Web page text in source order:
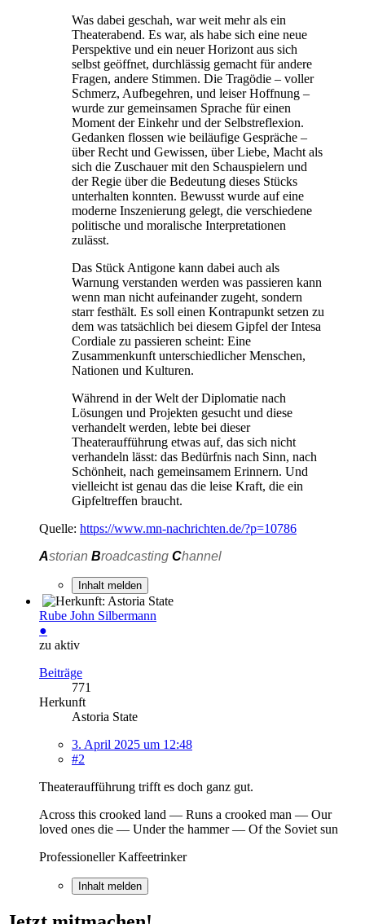
Was dabei geschah, war weit mehr als ein
Theaterabend. Es war, als habe sich eine neue
Perspektive und ein neuer Horizont aus sich
selbst geöffnet, durchlässig gemacht für andere
Fragen, andere Stimmen. Die Tragödie – voller
Schmerz, Aufbegehren, und leiser Hoffnung –
wurde zur gemeinsamen Sprache für einen
Moment der Einkehr und der Selbstreflexion.
Gedanken flossen wie beiläufige Gespräche –
über Recht und Gewissen, über Liebe, Macht als
sich die Zuschauer mit den Schauspielern und
der Regie über die Bedeutung dieses Stücks
unterhalten konnten. Bewusst wurde auf eine
moderne Inszenierung gelegt, die verschiedene
politische und moralische Interpretationen
zulässt.
Das Stück Antigone kann dabei auch als
Warnung verstanden werden was passieren kann
wenn man nicht aufeinander zugeht, sondern
starr festhält. Es soll einen Kontrapunkt setzen zu
dem was tatsächlich bei diesem Gipfel der Intesa
Cordiale zu passieren scheint: Eine
Zusammenkunft unterschiedlicher Menschen,
Nationen und Kulturen.
Während in der Welt der Diplomatie nach
Lösungen und Projekten gesucht und diese
verhandelt werden, lebte bei dieser
Theateraufführung etwas auf, das sich nicht
verhandeln lässt: das Bedürfnis nach Sinn, nach
Schönheit, nach gemeinsamem Erinnern. Und
vielleicht ist genau das die leise Kraft, die ein
Gipfeltreffen braucht.
Quelle: https://www.mn-nachrichten.de/?p=10786
Astorian Broadcasting Channel
Inhalt melden
Rube John Silbermann
●
zu aktiv
Beiträge
771
Herkunft
Astoria State
3. April 2025 um 12:48
#2
Theateraufführung trifft es doch ganz gut.
Across this crooked land — Runs a crooked man — Our
loved ones die — Under the hammer — Of the Soviet sun
Professioneller Kaffeetrinker
Inhalt melden